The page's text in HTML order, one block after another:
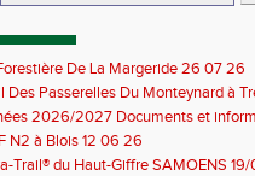
De La Margeride 26 07 26
Des Passerelles Du Monteynard à
2026/2027 Documents et
N2 à Blois 12 06 26
Trail® du Haut-Giffre SAMOENS